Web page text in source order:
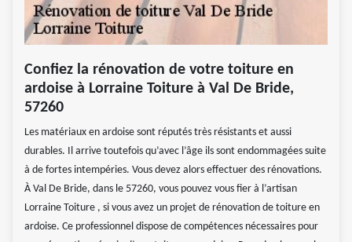
Confiez la rénovation de votre toiture en
ardoise à Lorraine Toiture à Val De Bride,
57260
Les matériaux en ardoise sont réputés très résistants et aussi
durables. Il arrive toutefois qu’avec l’âge ils sont endommagées suite
à de fortes intempéries. Vous devez alors effectuer des rénovations.
À Val De Bride, dans le 57260, vous pouvez vous fier à l’artisan
Lorraine Toiture , si vous avez un projet de rénovation de toiture en
ardoise. Ce professionnel dispose de compétences nécessaires pour